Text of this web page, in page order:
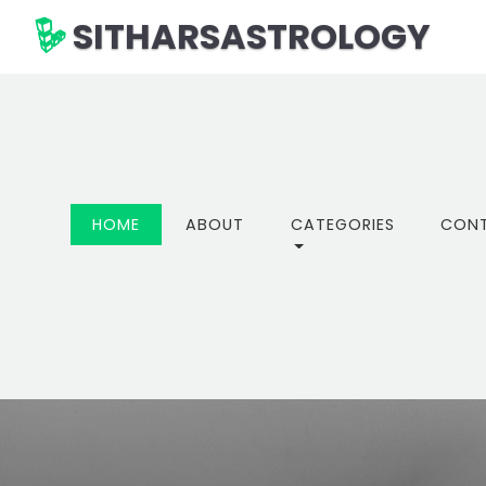
SITHARSASTROLOGY
HOME (CURRENT)
ABOUT CATEGORIES